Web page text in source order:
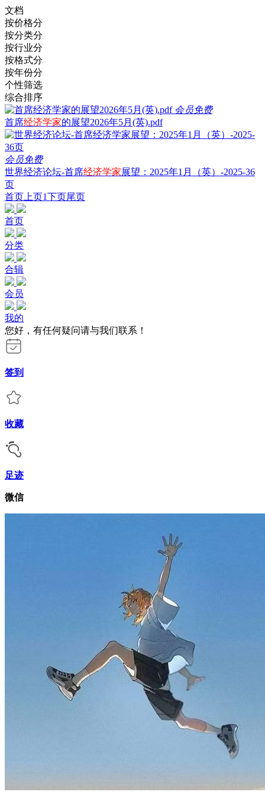
文档
按价格分
按分类分
按行业分
按格式分
按年份分
个性筛选
综合排序
会员免费
首席经济学家的展望2026年5月(英).pdf
会员免费
世界经济论坛-首席经济学家展望：2025年1月（英）-2025-36
页
首页 上页1下页尾页
首页
分类
合辑
会员
我的
您好，有任何疑问请与我们联系！
签到
收藏
足迹
微信